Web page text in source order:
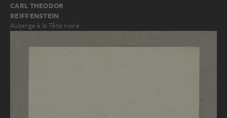
CARL THEODOR
REIFFENSTEIN
Auberge à la Tête noire